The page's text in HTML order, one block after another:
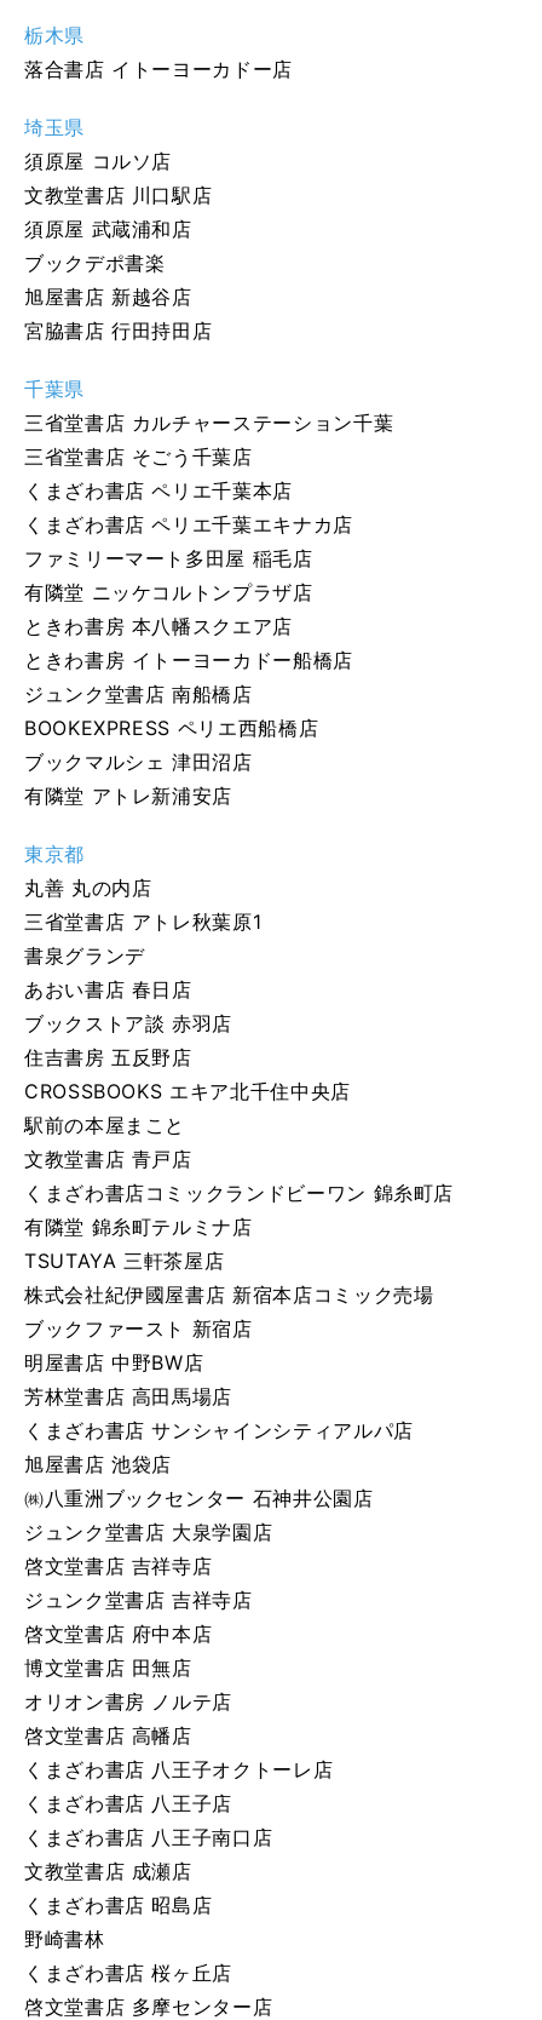
栃木県
落合書店 イトーヨーカドー店
埼玉県
須原屋 コルソ店
文教堂書店 川口駅店
須原屋 武蔵浦和店
ブックデポ書楽
旭屋書店 新越谷店
宮脇書店 行田持田店
千葉県
三省堂書店 カルチャーステーション千葉
三省堂書店 そごう千葉店
くまざわ書店 ペリエ千葉本店
くまざわ書店 ペリエ千葉エキナカ店
ファミリーマート多田屋 稲毛店
有隣堂 ニッケコルトンプラザ店
ときわ書房 本八幡スクエア店
ときわ書房 イトーヨーカドー船橋店
ジュンク堂書店 南船橋店
BOOKEXPRESS ペリエ西船橋店
ブックマルシェ 津田沼店
有隣堂 アトレ新浦安店
東京都
丸善 丸の内店
三省堂書店 アトレ秋葉原1
書泉グランデ
あおい書店 春日店
ブックストア談 赤羽店
住吉書房 五反野店
CROSSBOOKS エキア北千住中央店
駅前の本屋まこと
文教堂書店 青戸店
くまざわ書店コミックランドビーワン 錦糸町店
有隣堂 錦糸町テルミナ店
TSUTAYA 三軒茶屋店
株式会社紀伊國屋書店 新宿本店コミック売場
ブックファースト 新宿店
明屋書店 中野BW店
芳林堂書店 高田馬場店
くまざわ書店 サンシャインシティアルパ店
旭屋書店 池袋店
㈱八重洲ブックセンター 石神井公園店
ジュンク堂書店 大泉学園店
啓文堂書店 吉祥寺店
ジュンク堂書店 吉祥寺店
啓文堂書店 府中本店
博文堂書店 田無店
オリオン書房 ノルテ店
啓文堂書店 高幡店
くまざわ書店 八王子オクトーレ店
くまざわ書店 八王子店
くまざわ書店 八王子南口店
文教堂書店 成瀬店
くまざわ書店 昭島店
野崎書林
くまざわ書店 桜ヶ丘店
啓文堂書店 多摩センター店